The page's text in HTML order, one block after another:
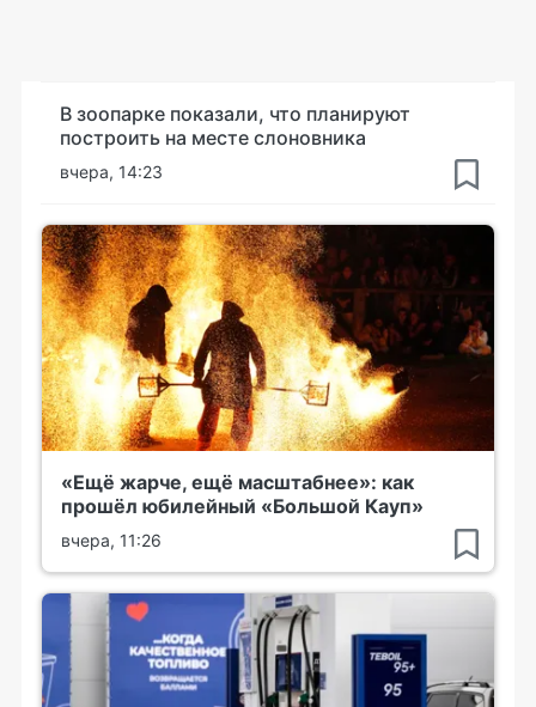
В зоопарке показали, что планируют
построить на месте слоновника
вчера, 14:23
«Ещё жарче, ещё масштабнее»: как
прошёл юбилейный «Большой Кауп»
вчера, 11:26